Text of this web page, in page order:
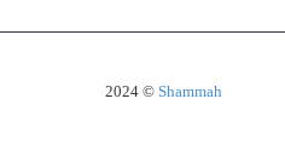
2024 © Shammah